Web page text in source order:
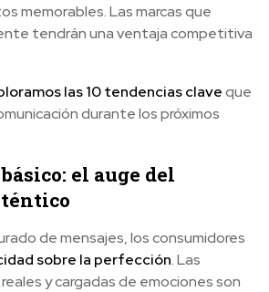
memorables. Las marcas que
tendrán una ventaja competitiva
las 10 tendencias claveque
durante los próximos
el auge del
de mensajes, los consumidores
sobre la perfección. Las
y cargadas de emociones son